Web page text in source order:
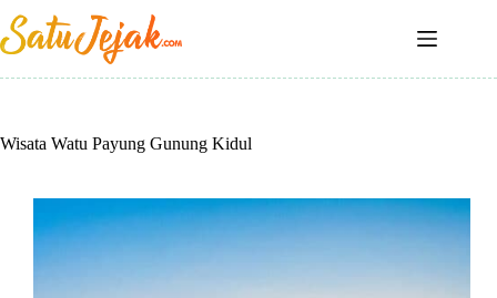
to
content
Wisata Watu Payung Gunung Kidul